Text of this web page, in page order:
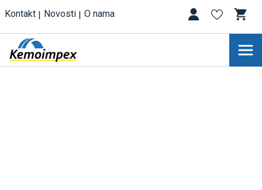
Kontakt Novosti O nama